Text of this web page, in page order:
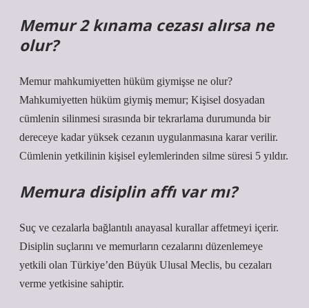
Memur 2 kınama cezası alırsa ne
olur?
Memur mahkumiyetten hüküm giymişse ne olur?
Mahkumiyetten hüküm giymiş memur; Kişisel dosyadan
cümlenin silinmesi sırasında bir tekrarlama durumunda bir
dereceye kadar yüksek cezanın uygulanmasına karar verilir.
Cümlenin yetkilinin kişisel eylemlerinden silme süresi 5 yıldır.
Memura disiplin affı var mı?
Suç ve cezalarla bağlantılı anayasal kurallar affetmeyi içerir.
Disiplin suçlarını ve memurların cezalarını düzenlemeye
yetkili olan Türkiye’den Büyük Ulusal Meclis, bu cezaları
verme yetkisine sahiptir.